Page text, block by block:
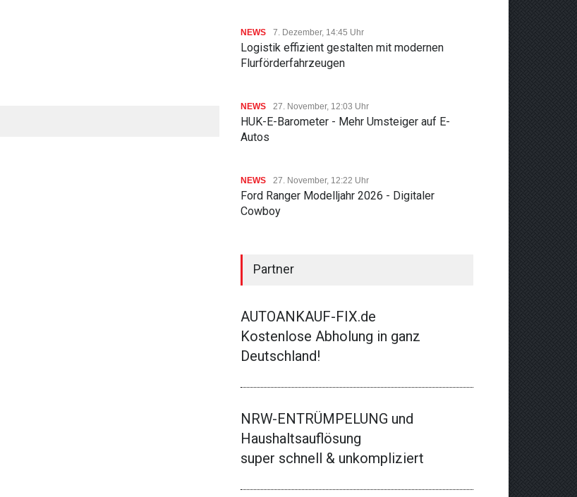
NEWS 7. Dezember, 14:45 Uhr
Logistik effizient gestalten mit modernen
Flurförderfahrzeugen
NEWS 27. November, 12:03 Uhr
HUK-E-Barometer - Mehr Umsteiger auf E-
Autos
NEWS 27. November, 12:22 Uhr
Ford Ranger Modelljahr 2026 - Digitaler
Cowboy
Partner
AUTOANKAUF-FIX.de
Kostenlose Abholung in ganz
Deutschland!
NRW-ENTRÜMPELUNG und
Haushaltsauflösung
super schnell & unkompliziert